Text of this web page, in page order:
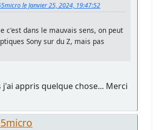
le Janvier 25, 2024, 19:47:52
c'est dans le mauvais sens, on peut
Sony sur du Z, mais pas
j'ai appris quelque chose... Merci